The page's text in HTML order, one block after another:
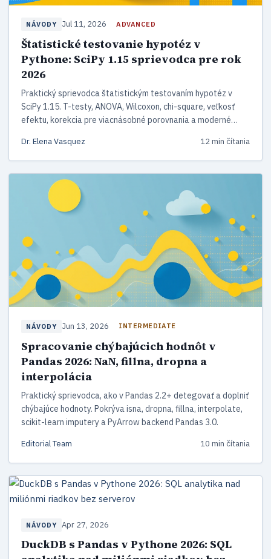
NÁVODY Jul 11, 2026 ADVANCED
Štatistické testovanie hypotéz v
Pythone: SciPy 1.15 sprievodca pre rok
2026
Praktický sprievodca štatistickým testovaním hypotéz v
SciPy 1.15. T-testy, ANOVA, Wilcoxon, chi-square, veľkosť
efektu, korekcia pre viacnásobné porovnania a moderné
Dr. Elena Vasquez 12 min čítania
NÁVODY Jun 13, 2026 INTERMEDIATE
Spracovanie chýbajúcich hodnôt v
Pandas 2026: NaN, fillna, dropna a
interpolácia
Praktický sprievodca, ako v Pandas 2.2+ detegovať a doplniť
chýbajúce hodnoty. Pokrýva isna, dropna, fillna, interpolate,
scikit-learn imputery a PyArrow backend Pandas 3.0.
Editorial Team 10 min čítania
NÁVODY Apr 27, 2026
DuckDB s Pandas v Pythone 2026: SQL